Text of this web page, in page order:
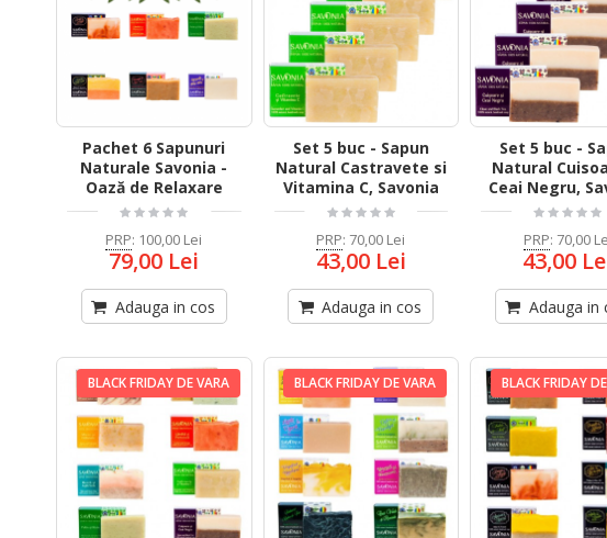
Pachet 6 Sapunuri
Naturale Savonia -
Oază de Relaxare
PRP: 100,00 Lei
79,00 Lei
Adauga in cos
Set 5 buc - Sapun
Natural Castravete si
Vitamina C, Savonia
PRP: 70,00 Lei
43,00 Lei
Adauga in cos
Set 5 buc -
Natural
Ceai Negru,
PRP: 70,00
43,00
Adauga in
BLACK FRIDAY DE VARA BLACK FRIDAY DE VARA BLACK FRIDAY